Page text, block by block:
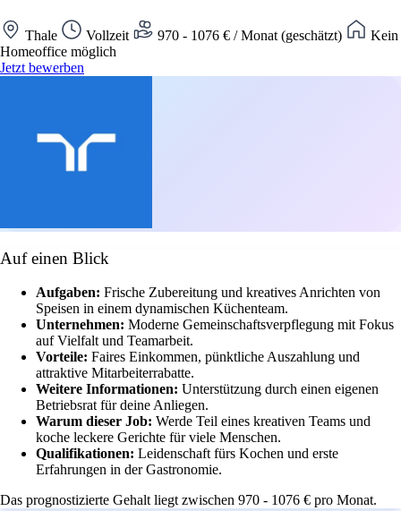
Thale Vollzeit 970 - 1076 € / Monat (geschätzt)
Kein
Homeoffice möglich
Jetzt bewerben
Auf einen Blick
Aufgaben: Frische Zubereitung und kreatives Anrichten von
Speisen in einem dynamischen Küchenteam.
Unternehmen: Moderne Gemeinschaftsverpflegung mit Fokus
auf Vielfalt und Teamarbeit.
Vorteile: Faires Einkommen, pünktliche Auszahlung und
attraktive Mitarbeiterrabatte.
Weitere Informationen: Unterstützung durch einen eigenen
Betriebsrat für deine Anliegen.
Warum dieser Job: Werde Teil eines kreativen Teams und
koche leckere Gerichte für viele Menschen.
Qualifikationen: Leidenschaft fürs Kochen und erste
Erfahrungen in der Gastronomie.
Das prognostizierte Gehalt liegt zwischen 970 - 1076 € pro Monat.